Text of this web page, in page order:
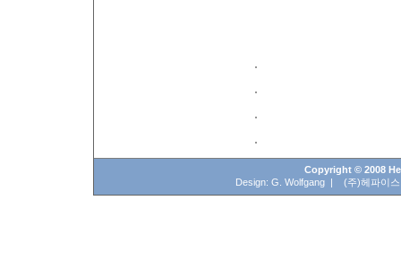
Copyright © 2008
Design: G. Wolfgang | (주)헤파이